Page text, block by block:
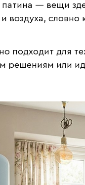
патина — вещи
воздуха,
подходит для
решениям или